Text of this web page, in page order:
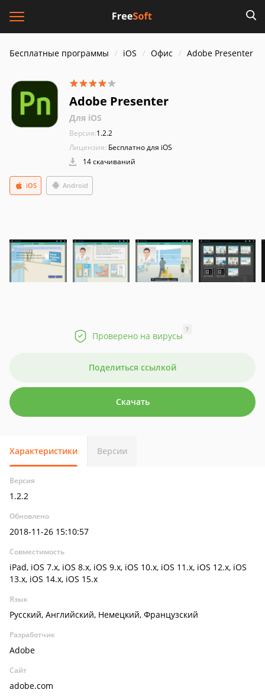
Бесплатные программы iOS Офис Adobe Presenter
Adobe Presenter
Для iOS
Версия:1.2.2
Лицензия: Бесплатно для iOS
14 скачиваний
Android
iOS
Проверено на вирусы
?
Поделиться ссылкой
Скачать
Характеристики Версии
Версия
1.2.2
Обновлено
2018-11-26 15:10:57
Совместимость
iPad, iOS 7.x, iOS 8.x, iOS 9.x, iOS 10.x, iOS 11.x, iOS 12.x, iOS
13.x, iOS 14.x, iOS 15.x
Язык
Русский, Английский, Немецкий, Французский
Разработчик
Adobe
Сайт
adobe.com